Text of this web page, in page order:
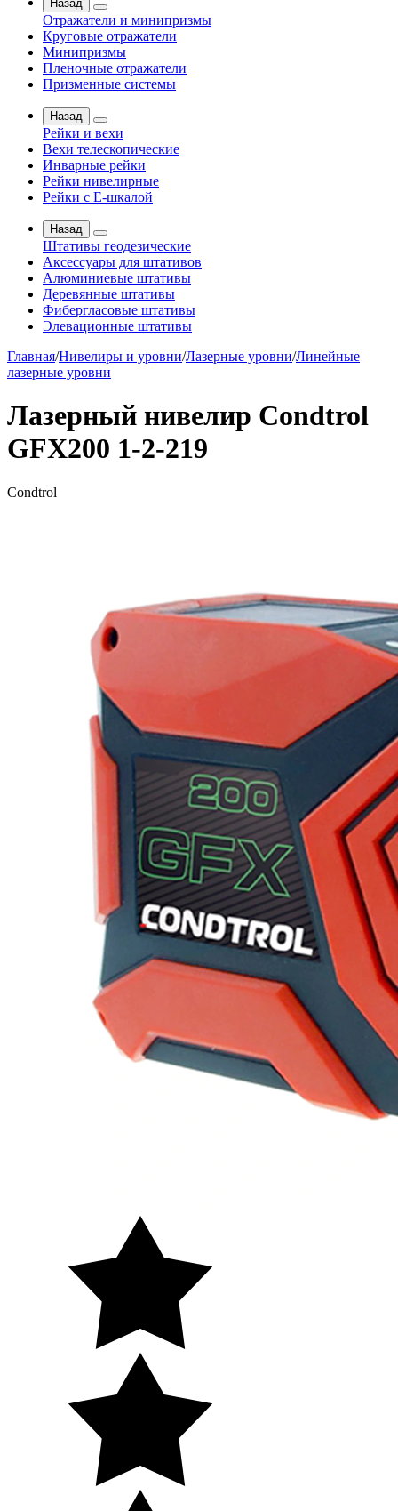
Назад
Отражатели и минипризмы
Круговые отражатели
Минипризмы
Пленочные отражатели
Призменные системы
Назад
Рейки и вехи
Вехи телескопические
Инварные рейки
Рейки нивелирные
Рейки с Е-шкалой
Назад
Штативы геодезические
Аксессуары для штативов
Алюминиевые штативы
Деревянные штативы
Фибергласовые штативы
Элевационные штативы
Главная/Нивелиры и уровни/Лазерные уровни/Линейные
лазерные уровни
Лазерный нивелир Condtrol
GFX200 1-2-219
Condtrol